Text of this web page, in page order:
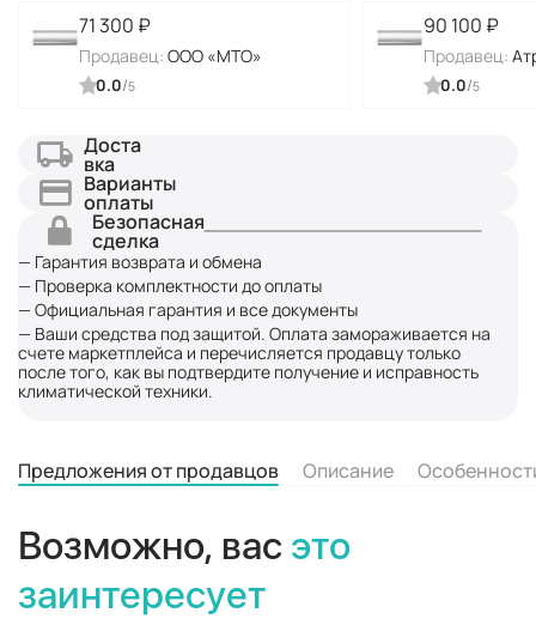
71 300 ₽
Продавец: ООО «МТО»
0.0/5
90 100 ₽
Продавец:
0.0/5
Доста
вка
Варианты
оплаты
Безопасная
сделка
— Гарантия возврата и обмена
— Проверка комплектности до оплаты
— Официальная гарантия и все документы
— Ваши средства под защитой. Оплата замораживается на
счете маркетплейса и перечисляется продавцу только
после того, как вы подтвердите получение и исправность
климатической техники.
Предложения от продавцов Описание
Возможно, вас это
заинтересует